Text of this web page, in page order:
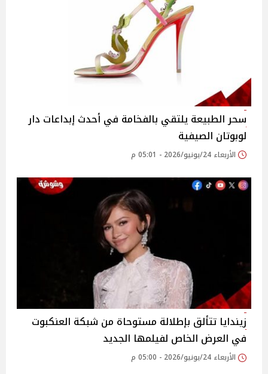
سحر الطبيعة يلتقي بالفخامة في أحدث إبداعات دار
لوبوتان الصيفية
الأربعاء 24/يونيو/2026 - 05:01 م
زيندايا تتألق بإطلالة مستوحاة من شبكة العنكبوت
في العرض الخاص لفيلمها الجديد
الأربعاء 24/يونيو/2026 - 05:00 م